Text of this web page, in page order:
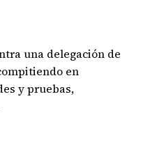
una delegación de
en
y pruebas,